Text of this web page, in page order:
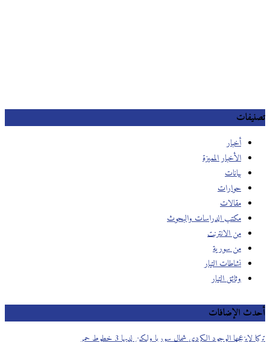
تصنيفات
أخبار
الأخبار المميزة
بيانات
حوارات
مقالات
مكتب الدراسات والبحوث
من الانترنت
من سورية
نشاطات التيار
وثائق التيار
أحدث الإضافات
تركيا لايزعجها الوجود الكردي شمال سوريا ولكن لديها 3 خطوط حمر